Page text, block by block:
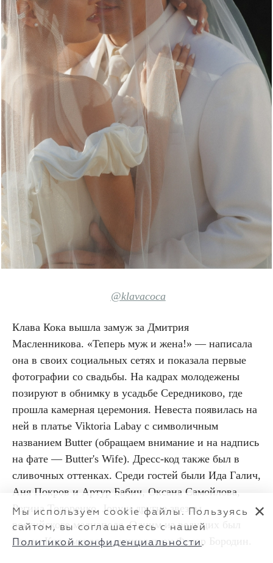
@klavacoca
Клава Кока вышла замуж за Дмитрия
Масленникова. «Теперь муж и жена!» — написала
она в своих социальных сетях и показала первые
фотографии со свадьбы. На кадрах молодежены
позируют в обнимку в усадьбе Середниково, где
прошла камерная церемония. Невеста появилась на
ней в платье Viktoria Labay с символичным
названием Butter (обращаем внимание и на надпись
на фате — Butter's Wife). Дресс-код также был в
сливочных оттенках. Среди гостей были Ида Галич,
Аня Покров и Артур Бабич, Оксана Самойлова,
Регина Тодоренко, Jony и другие звезды
российского медиаполя. Одним из ведущих был
Роман Каграманов, а снимал пару Федор Бородин.
Мы используем cookie файлы. Пользуясь
сайтом, вы соглашаетесь с нашей
Политикой конфиденциальности .
✕